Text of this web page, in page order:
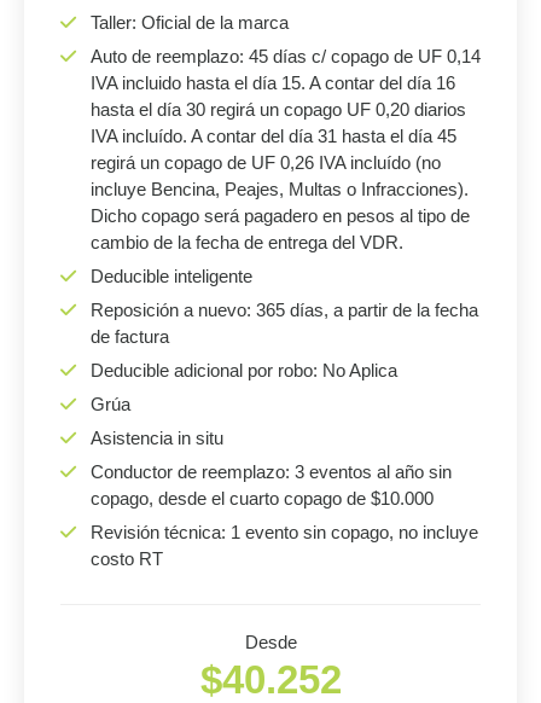
Taller: Oficial de la marca
Auto de reemplazo: 45 días c/ copago de UF 0,14
IVA incluido hasta el día 15. A contar del día 16
hasta el día 30 regirá un copago UF 0,20 diarios
IVA incluído. A contar del día 31 hasta el día 45
regirá un copago de UF 0,26 IVA incluído (no
incluye Bencina, Peajes, Multas o Infracciones).
Dicho copago será pagadero en pesos al tipo de
cambio de la fecha de entrega del VDR.
Deducible inteligente
Reposición a nuevo: 365 días, a partir de la fecha
de factura
Deducible adicional por robo: No Aplica
Grúa
Asistencia in situ
Conductor de reemplazo: 3 eventos al año sin
copago, desde el cuarto copago de $10.000
Revisión técnica: 1 evento sin copago, no incluye
costo RT
Desde
$40.252